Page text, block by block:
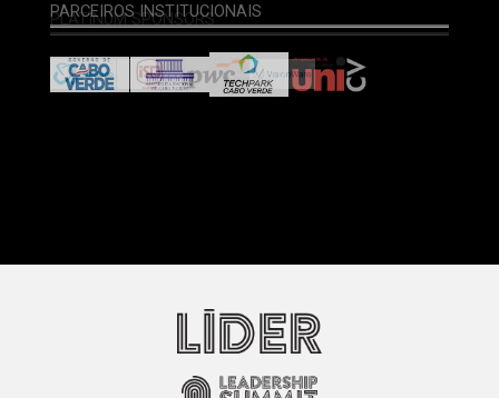
ORGANIZAÇÃO
PARCEIROS INSTITUCIONAIS
PLATINUM SPONSORS
GOLD SPONSORS
SILVER SPONSORS
BRONZE SPONSORS